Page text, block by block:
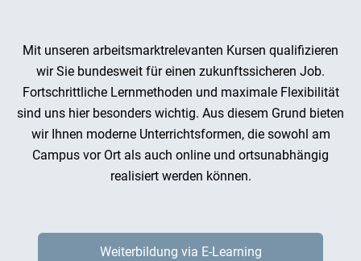
Mit unseren arbeitsmarktrelevanten Kursen qualifizieren
wir Sie bundesweit für einen zukunftssicheren Job.
Fortschrittliche Lernmethoden und maximale Flexibilität
sind uns hier besonders wichtig. Aus diesem Grund bieten
wir Ihnen moderne Unterrichtsformen, die sowohl am
Campus vor Ort als auch online und ortsunabhängig
realisiert werden können.
Weiterbildung via E-Learning